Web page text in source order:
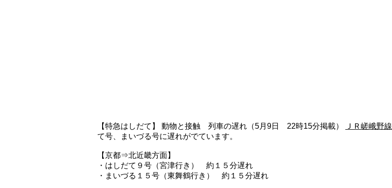
【特急はしだて】 動物と接触 列車の遅れ（5月9日 22時15分掲載） ＪＲ嵯峨野線
て号、まいづる号に遅れがでています。
【京都⇒北近畿方面】
・はしだて９号（宮津行き） 約１５分遅れ
・まいづる１５号（東舞鶴行き） 約１５分遅れ